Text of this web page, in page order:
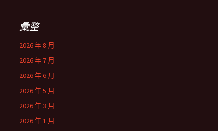
彙整
2026 年 8 月
2026 年 7 月
2026 年 6 月
2026 年 5 月
2026 年 3 月
2026 年 1 月